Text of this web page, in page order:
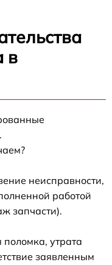
в
неисправности,
работой
запчасти).
утрата
заявленным